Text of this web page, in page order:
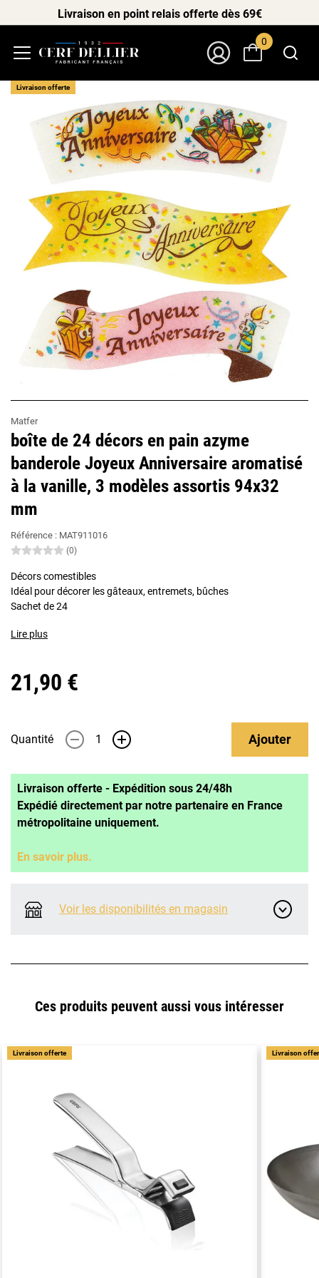
Livraison en point relais offerte dès 69€
0
Matfer
boîte de 24 décors en pain azyme
banderole Joyeux Anniversaire aromatisé
à la vanille, 3 modèles assortis 94x32
mm
Référence : MAT911016
(0)
Décors comestibles
Idéal pour décorer les gâteaux, entremets, bûches
Sachet de 24
Lire plus
21,90 €
Quantité - + Ajouter
Livraison offerte - Expédition sous 24/48h
Expédié directement par notre partenaire en France
métropolitaine uniquement.
En savoir plus.
Voir les disponibilités en magasin
Livraison offerte
Ces produits peuvent aussi vous intéresser
Livraison offerte Livraison